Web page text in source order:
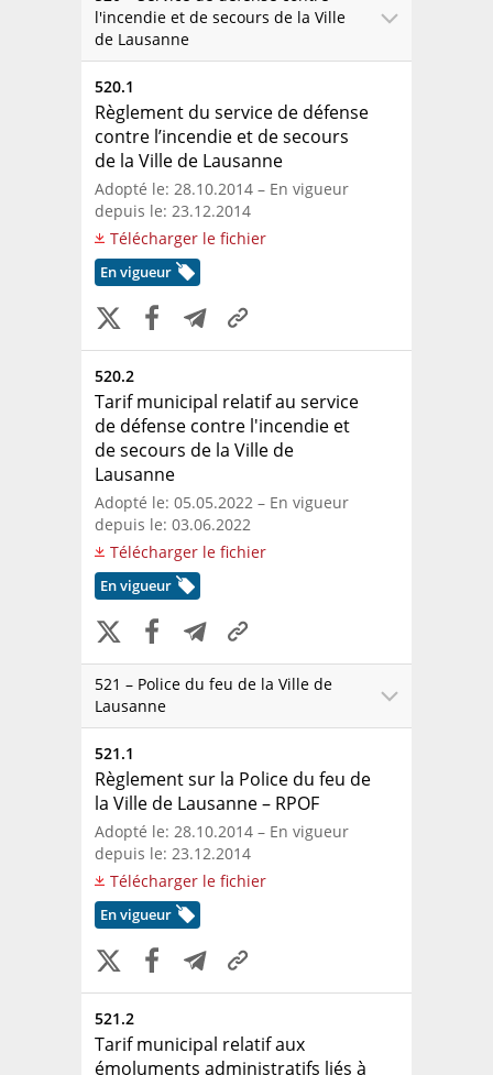
l'incendie et de secours de la Ville
de Lausanne
520.1
Règlement du service de défense
contre l’incendie et de secours
de la Ville de Lausanne
Adopté le: 28.10.2014 – En vigueur
depuis le: 23.12.2014
Télécharger le fichier
En vigueur
520.2
Tarif municipal relatif au service
de défense contre l'incendie et
de secours de la Ville de
Lausanne
Adopté le: 05.05.2022 – En vigueur
depuis le: 03.06.2022
Télécharger le fichier
En vigueur
521 – Police du feu de la Ville de
Lausanne
521.1
Règlement sur la Police du feu de
la Ville de Lausanne– RPOF
Adopté le: 28.10.2014 – En vigueur
depuis le: 23.12.2014
Télécharger le fichier
En vigueur
521.2
Tarif municipal relatif aux
émoluments administratifs liés à